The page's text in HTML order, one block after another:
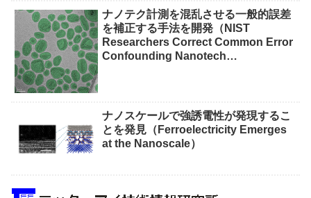
ナノテク計測を混乱させる一般的誤差
を補正する手法を開発（NIST
Researchers Correct Common Error
Confounding Nanotech
ナノスケールで強誘電性が発現するこ
とを発見（Ferroelectricity Emerges
at the Nanoscale）